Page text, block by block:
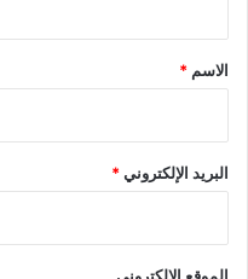
*
الاسم *
البريد الإلكتروني*